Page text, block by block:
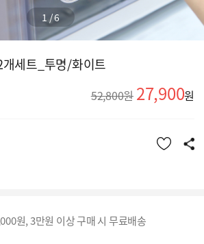
1 /6
세트_투명/화이트
52,800원 27,900원
원, 3만원 이상 구매 시 무료배송